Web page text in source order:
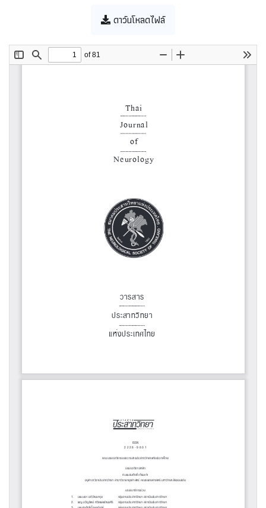
ดาว์นโหลดไฟล์